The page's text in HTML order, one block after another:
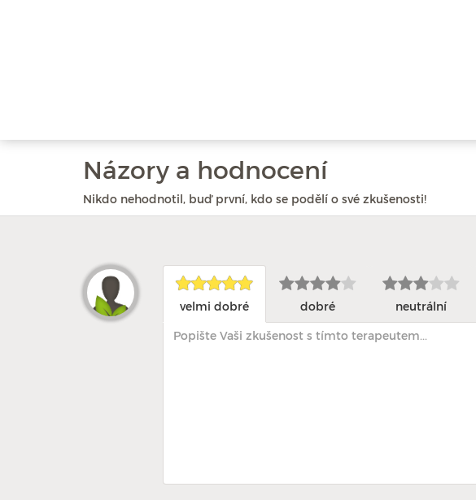
Názory a hodnocení
Nikdo nehodnotil, buď první, kdo se podělí o své zkušenosti!
velmi dobré dobré neutrální